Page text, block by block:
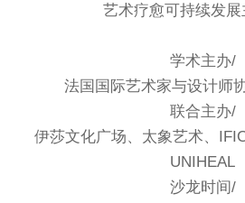
艺术疗愈可持续发
学术主办/
法国国际艺术家与设计师
联合主办/
伊莎文化广场、太象艺术、
UNIHEAL
沙龙时间/